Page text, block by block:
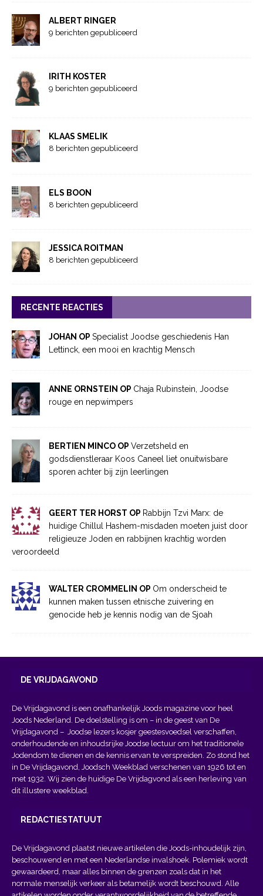
ALBERT RINGER
9 berichten gepubliceerd
IRITH KOSTER
9 berichten gepubliceerd
KLAAS SMELIK
8 berichten gepubliceerd
ELS BOON
8 berichten gepubliceerd
JESSICA ROITMAN
8 berichten gepubliceerd
RECENTE REACTIES
JOHAN OP Specialist Joodse geschiedenis Han
Lettinck, een mooi en krachtig Mensch
ANNE ORNSTEIN OP Chaja Rubinstein, Joodse
rouge en nepwimpers
BERTIEN MINCO OP Verzetsheld en
godsdienstleraar Koos Caneel liet onuitwisbare
sporen achter bij zijn leerlingen
GEERT TER HORST OP Rabbijn Tzvi Marx: de
huidige Chillul Hashem-misdaden moeten juist door
religieuze Joden en rabbijnen krachtig worden
veroordeeld
WALTER CROMMELIN OP Om onderscheid te
kunnen maken tussen etnische zuivering en
genocide heb je kennis nodig van de Sjoah
DE VRIJDAGAVOND
De Vrijdagavond is een onafhankelijk Joods magazine voor heel
Joods Nederland. De doelstelling is om – in de geest van De
Vrijdagavond – Joodse lezers kosjer geestesvoedsel verschaffen,
onderhoudende en inhoudsrijke Joodse lectuur om het traditionele
Jodendom te dienen en de kennis ervan te verspreiden. Zo stond het
in De Vrijdagavond, Joodsch Weekblad verschenen van 1926 tot en
met 1932. Wij zien de huidige De Vrijdagvond als een herleving van
dit illustere weekblad.
REDACTIESTATUUT
De Vrijdagavond plaatst nieuwe artikelen die Joods-inhoudelijk zijn,
beschouwend en met een Nederlandse invalshoek. Polemiek wordt
gewaardeerd, maar alles binnen de grenzen zoals dat in het
normale menselijk verkeer als betamelijk wordt beschouwd. Alle